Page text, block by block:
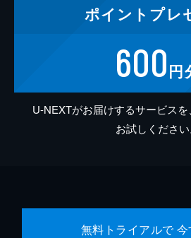
ポイント プレ
600円
U-NEXTがお届けするサービス
お試しください
無料トライアルで